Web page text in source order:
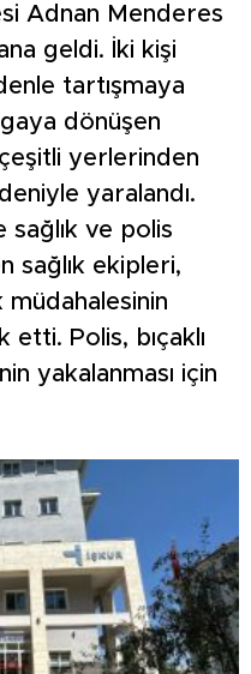
Adnan Menderes
geldi. İki kişi
tartışmaya
dönüşen
yerlerinden
yaralandı.
sağlık ve polis
sağlık ekipleri,
müdahalesinin
etti. Polis, bıçaklı
yakalanması için